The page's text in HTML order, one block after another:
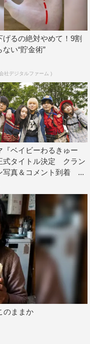
げるの絶対やめて！9割
ない“貯金術”
社デジタルファーム )
『ベイビーわるきゅー
式タイトル決定 クラン
写真＆コメント到着 ...
のままか